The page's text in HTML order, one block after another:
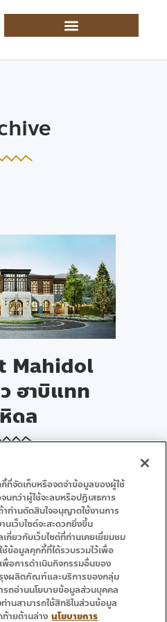
Mahidol
ฮาบิแทท
ดล
• โปรโมชั่น
• ติดต่อเรา
ที่จัดเก็บหรือจดจำข้อมูลของผู้ใช้
นกว่าผู้ใช้จะลบหรือปฏิเสธการ
ท่านตัดสินใจอนุญาตใช้งานการ
เว็บไซต์จะสะดวกยิ่งขึ้น
กี่ยวกับเว็บไซต์ที่ท่านเคยเยี่ยมชม
ช้ข้อมูลคุกกี้ที่ได้รวบรวมไว้เพื่อ
พื่อการดำเนินกิจกรรมอื่นของ
งผลิตภัณฑ์และบริการของกลุ่ม
ถอ่านนโยบายข้อมูลส่วนบุคคล
านสามารถใช้สิทธิในส่วนข้อมูล
ายด้านล่าง นโยบายการ